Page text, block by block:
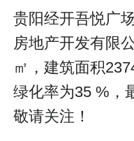
贵阳经开吾悦广
房地产开发有限
㎡，建筑面积
绿化率为35 %，
敬请关注！